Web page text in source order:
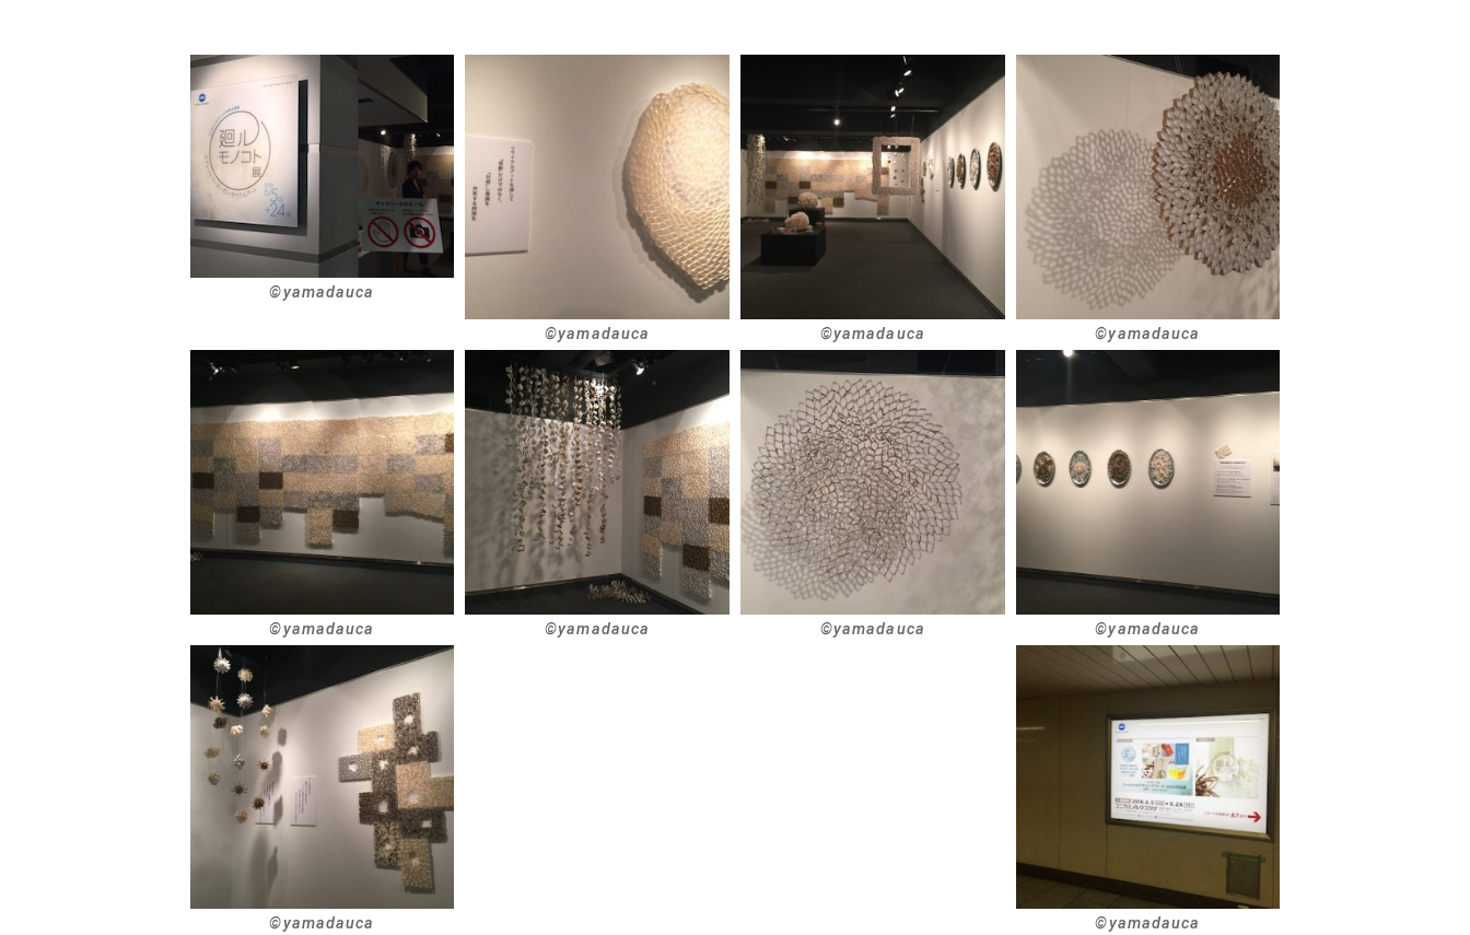
©︎yamadauca
©︎yamadauca ©︎yamadauca ©︎yamadauca
©︎yamadauca ©︎yamadauca ©︎yamadauca ©︎yamadauca
©︎yamadauca ©︎yamadauca